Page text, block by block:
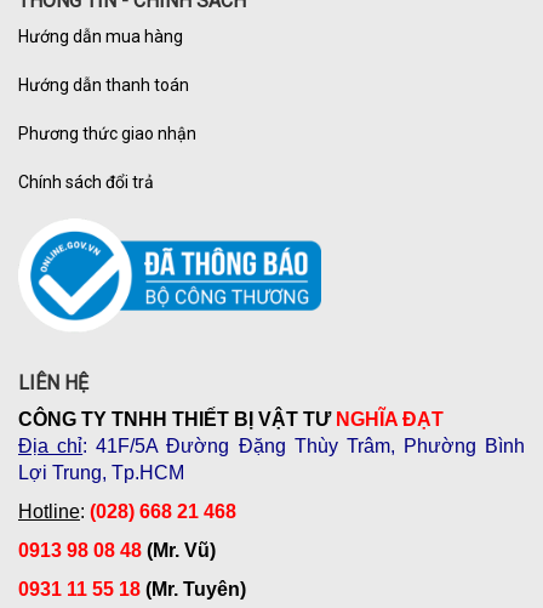
Hướng dẫn mua hàng
Hướng dẫn thanh toán
Phương thức giao nhận
Chính sách đổi trả
LIÊN HỆ
CÔNG TY TNHH THIẾT BỊ VẬT TƯ NGHĨA ĐẠT
Địa chỉ: 41F/5A Đường Đặng Thùy Trâm, Phường Bình
Lợi Trung, Tp.HCM
Hotline: (028) 668 21 468
0913 98 08 48 (Mr. Vũ)
0931 11 55 18 (Mr. Tuyên)